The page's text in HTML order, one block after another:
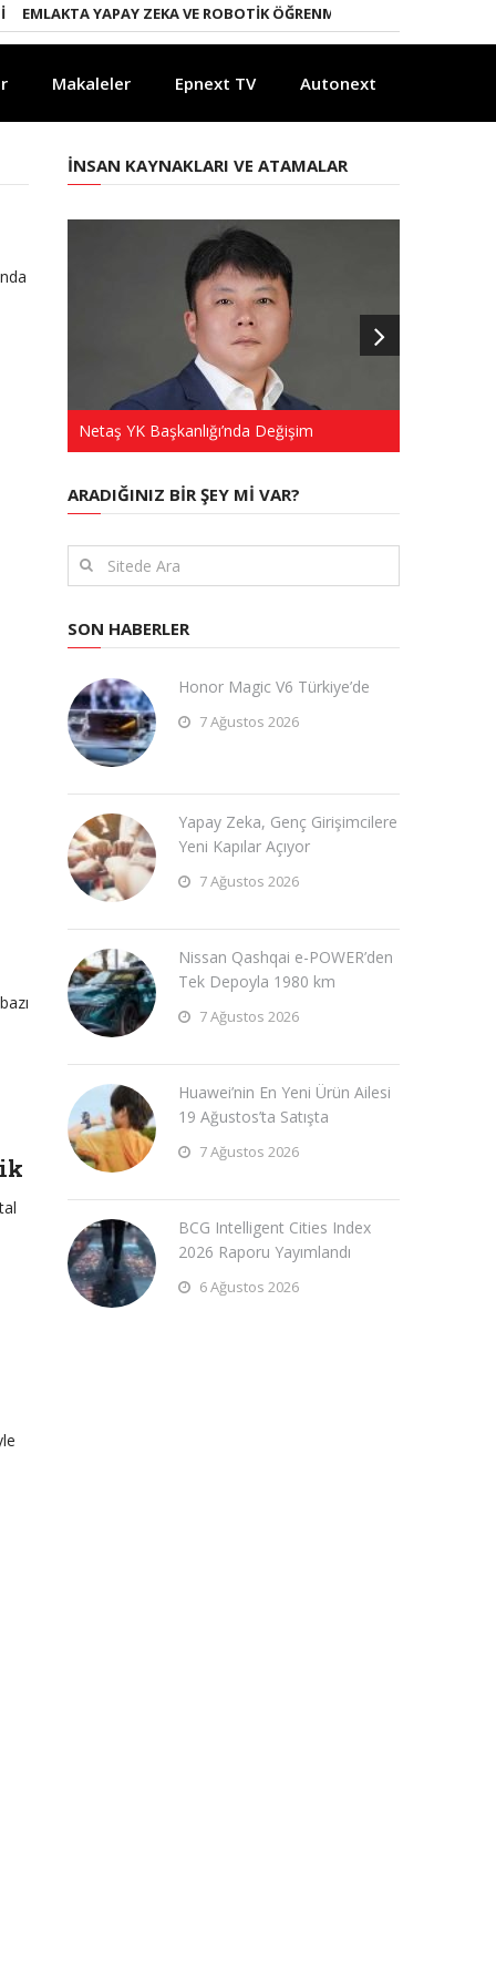
YAPAY ZEKA VE ROBOTIK ÖĞRENME DÖNEMI
Makaleler Epnext TV Autonext
İNSAN KAYNAKLARI VE ATAMALAR
Netaş YK Başkanlığı’nda Değişim
ARADIĞINIZ BIR ŞEY MI VAR?
SON HABERLER
Honor Magic V6 Türkiye’de
7 Ağustos 2026
Yapay Zeka, Genç Girişimcilere
Yeni Kapılar Açıyor
7 Ağustos 2026
Nissan Qashqai e-POWER’den
Tek Depoyla 1980 km
7 Ağustos 2026
Huawei’nin En Yeni Ürün Ailesi
19 Ağustos’ta Satışta
7 Ağustos 2026
BCG Intelligent Cities Index
2026 Raporu Yayımlandı
6 Ağustos 2026